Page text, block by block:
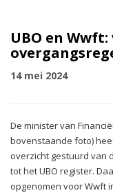
UBO en
14 mei 2024
De minister van
bovenstaande foto)
overzicht gestuurd van
tot het UBO register.
opgenomen voor Wwft